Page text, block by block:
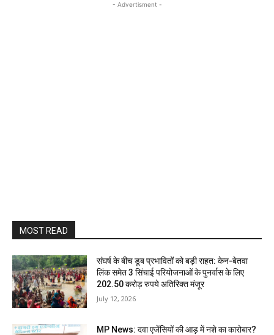
- Advertisment -
MOST READ
संघर्ष के बीच डूब प्रभावितों को बड़ी राहत: केन-बेतवा
लिंक समेत 3 सिंचाई परियोजनाओं के पुनर्वास के लिए
202.50 करोड़ रुपये अतिरिक्त मंजूर
July 12, 2026
MP News: दवा एजेंसियों की आड़ में नशे का कारोबार?